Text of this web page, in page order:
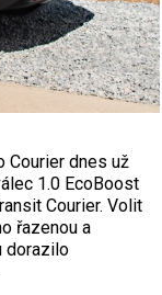
Courier dnes už
1.0 EcoBoost
Courier. Volit
řazenou a
dorazilo